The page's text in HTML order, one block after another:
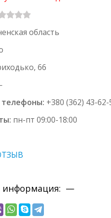
область
66
телефоны: +380 (362) 43-62-
пн-пт 09:00-18:00
информация: —